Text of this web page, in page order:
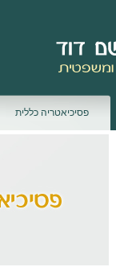
פסיכיאטריה כללית